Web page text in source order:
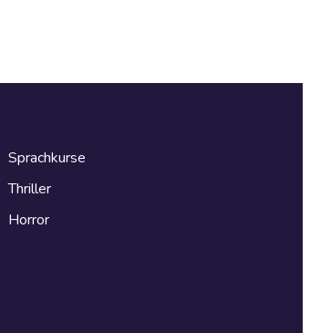
Sprachkurse
Thriller
Horror